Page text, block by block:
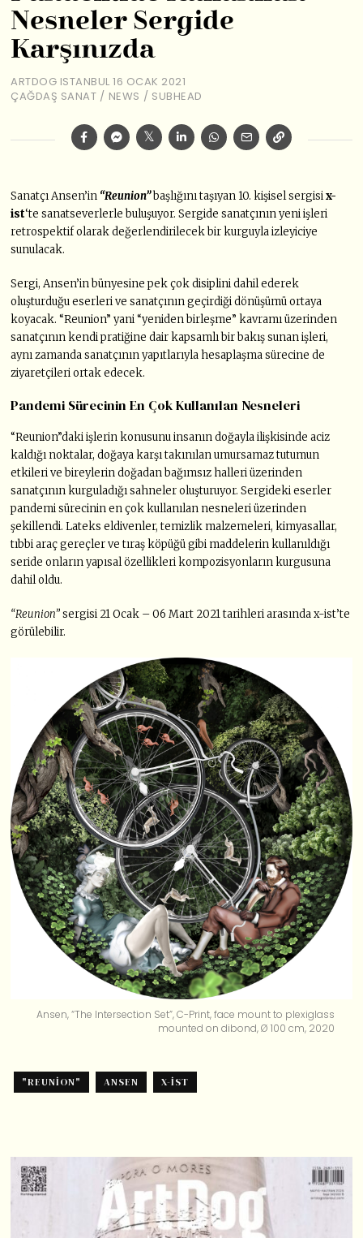
Nesneler Sergide
Karşınızda
ARTDOG ISTANBUL 16 OCAK 2021
ÇAĞDAŞ SANAT / NEWS / SUBHEAD
Sanatçı Ansen’in “Reunion”başlığını taşıyan 10. kişisel sergisix-
ist‘te sanatseverlerle buluşuyor. Sergide sanatçının yeni işleri
retrospektif olarak değerlendirilecek bir kurguyla izleyiciye
sunulacak.
Sergi, Ansen’in bünyesine pek çok disiplini dahil ederek
oluşturduğu eserleri ve sanatçının geçirdiği dönüşümü ortaya
koyacak. “Reunion” yani “yeniden birleşme” kavramı üzerinden
sanatçının kendi pratiğine dair kapsamlı bir bakış sunan işleri,
aynı zamanda sanatçının yapıtlarıyla hesaplaşma sürecine de
ziyaretçileri ortak edecek.
Pandemi Sürecinin En Çok Kullanılan Nesneleri
“Reunion”daki işlerin konusunu insanın doğayla ilişkisinde aciz
kaldığı noktalar, doğaya karşı takınılan umursamaz tutumun
etkileri ve bireylerin doğadan bağımsız halleri üzerinden
sanatçının kurguladığı sahneler oluşturuyor. Sergideki eserler
pandemi sürecinin en çok kullanılan nesneleri üzerinden
şekillendi. Lateks eldivenler, temizlik malzemeleri, kimyasallar,
tıbbi araç gereçler ve tıraş köpüğü gibi maddelerin kullanıldığı
seride onların yapısal özellikleri kompozisyonların kurgusuna
dahil oldu.
“Reunion”sergisi 21 Ocak – 06 Mart 2021 tarihleri arasında x-ist’te
görülebilir.
Ansen, “The Intersection Set”, C-Print, face mount to plexiglass
mounted on dibond, Ø 100 cm, 2020
"REUNION" ANSEN X-IST